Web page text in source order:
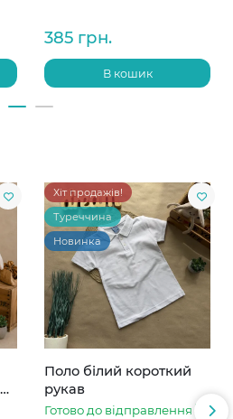
385 грн.
В кошик
Хіт продажів!
Туреччина
Новинка
Поло білий короткий
рукав
Готово до відправлення